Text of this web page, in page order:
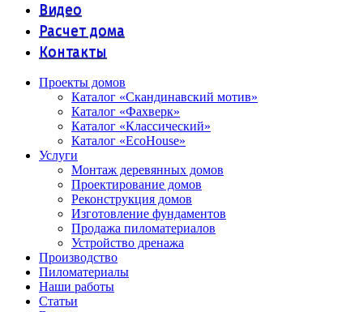
Видео
Расчет дома
Контакты
Проекты домов
Каталог «Скандинавский мотив»
Каталог «Фахверк»
Каталог «Классический»
Каталог «EcoHouse»
Услуги
Монтаж деревянных домов
Проектирование домов
Реконструкция домов
Изготовление фундаментов
Продажа пиломатериалов
Устройство дренажа
Производство
Пиломатериалы
Наши работы
Статьи